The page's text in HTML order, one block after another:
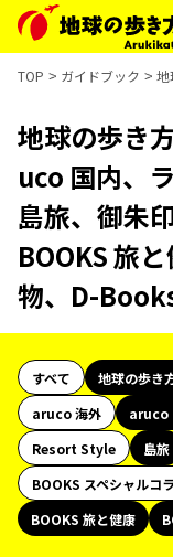
TOP ガイドブック 地
地球の歩き
uco 国内、
島旅、御朱
BOOKS 旅
物、D-
すべて 地球の歩き
aruco 海外
aruco
Resort Style
島旅
BOOKS スペシャルコ
BOOKS 旅と健康